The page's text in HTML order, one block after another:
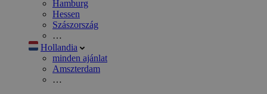
Hamburg
Hessen
Szászország
…
Hollandia
minden ajánlat
Amszterdam
…